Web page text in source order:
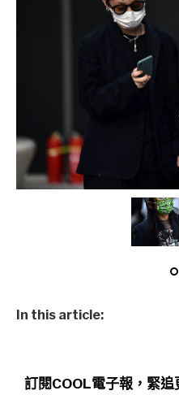
In this article:
訂閱COOL電子報，緊